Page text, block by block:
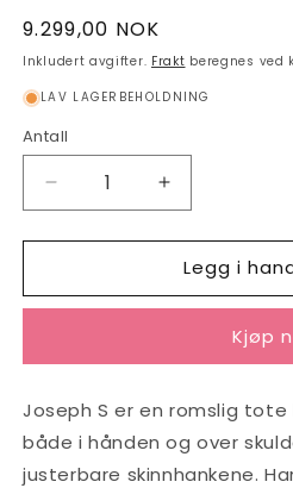
Vanlig
pris
9.299,00 NOK
Inkludert avgifter. Frakt beregnes ved
LAV LAGERBEHOLDNING
Antall
Antall
antallet
for
S
Øk
antallet
for
Joseph
S
Legg i
Kjøp
Joseph S er en romslig
både i hånden og over
justerbare skinnhankene.